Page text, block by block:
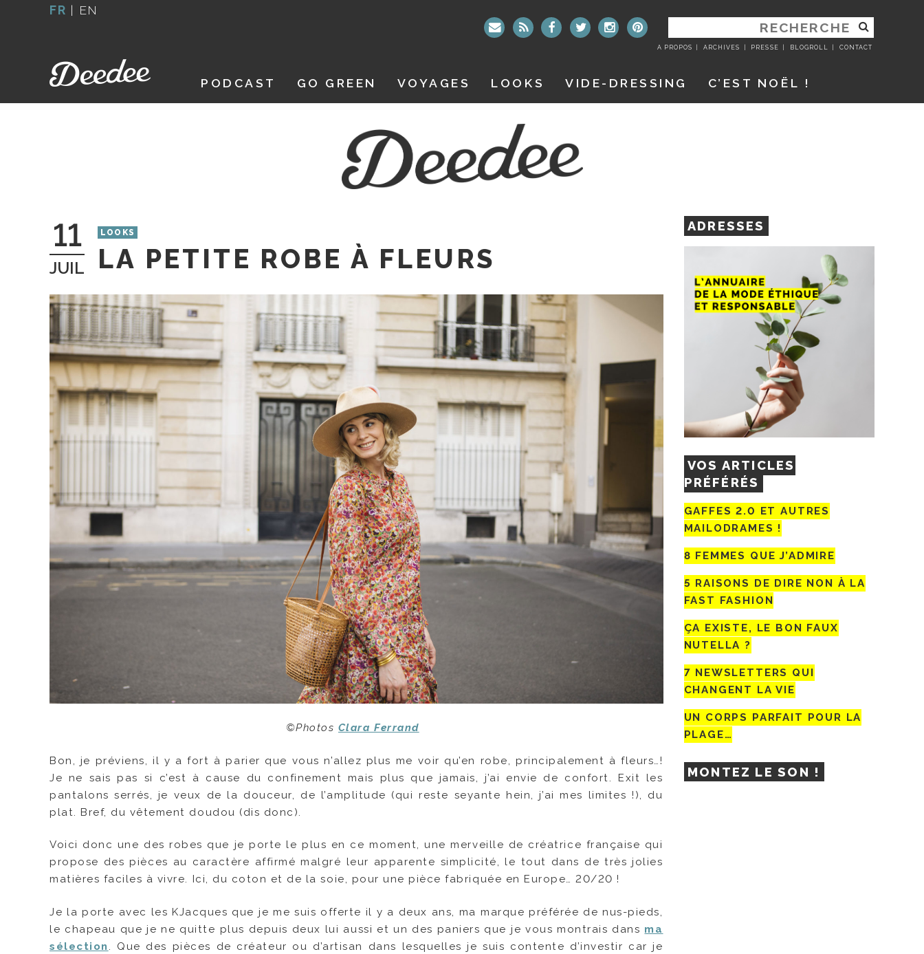
FR | EN
RECHERCHER
:
A PROPOS ARCHIVES PRESSE BLOGROLL CONTACT
PODCAST GO GREEN VOYAGES LOOKS VIDE-DRESSING C’EST NOËL !
11
JUIL
LOOKS
LA PETITE ROBE À FLEURS
©Photos Clara Ferrand
Bon, je préviens, il y a fort à parier que vous n’allez plus me voir qu’en robe, principalement à fleurs…!
Je ne sais pas si c’est à cause du confinement mais plus que jamais, j’ai envie de confort. Exit les
pantalons serrés, je veux de la douceur, de l’amplitude (qui reste seyante hein, j’ai mes limites !), du
plat. Bref, du vêtement doudou (dis donc).
Voici donc une des robes que je porte le plus en ce moment, une merveille de créatrice française qui
propose des pièces au caractère affirmé malgré leur apparente simplicité, le tout dans de très jolies
matières faciles à vivre. Ici, du coton et de la soie, pour une pièce fabriquée en Europe… 20/20 !
Je la porte avec les KJacques que je me suis offerte il y a deux ans, ma marque préférée de nus-pieds,
le chapeau que je ne quitte plus depuis deux lui aussi et un des paniers que je vous montrais dans ma
sélection . Que des pièces de créateur ou d’artisan dans lesquelles je suis contente d’investir car je
ADRESSES
VOS ARTICLES
PRÉFÉRÉS
GAFFES 2.0 ET AUTRES
MAILODRAMES !
8 FEMMES QUE J’ADMIRE
5 RAISONS DE DIRE NON À LA
FAST FASHION
ÇA EXISTE, LE BON FAUX
NUTELLA ?
7 NEWSLETTERS QUI
CHANGENT LA VIE
UN CORPS PARFAIT POUR LA
PLAGE…
MONTEZ LE SON !